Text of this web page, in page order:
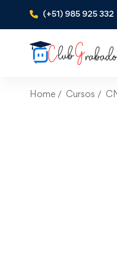
(+51) 985 925 332
Home Cursos